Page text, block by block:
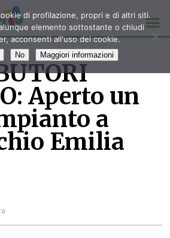
Aperto un
a
Emilia
di profilazione, propri e di altri siti.
elemento sottostante o chiudi
acconsenti all'uso dei cookie.
No Maggiori informazioni